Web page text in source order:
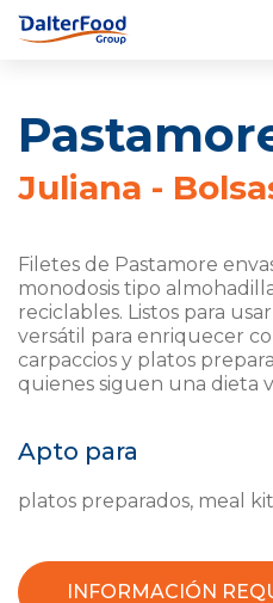
Juliana -
Filetes de Pastamore
monodosis tipo
reciclables. Listos para
versátil para enriquecer
carpaccios y platos
quienes siguen una dieta
Apto para
platos preparados, meal
INFORMACIÓN